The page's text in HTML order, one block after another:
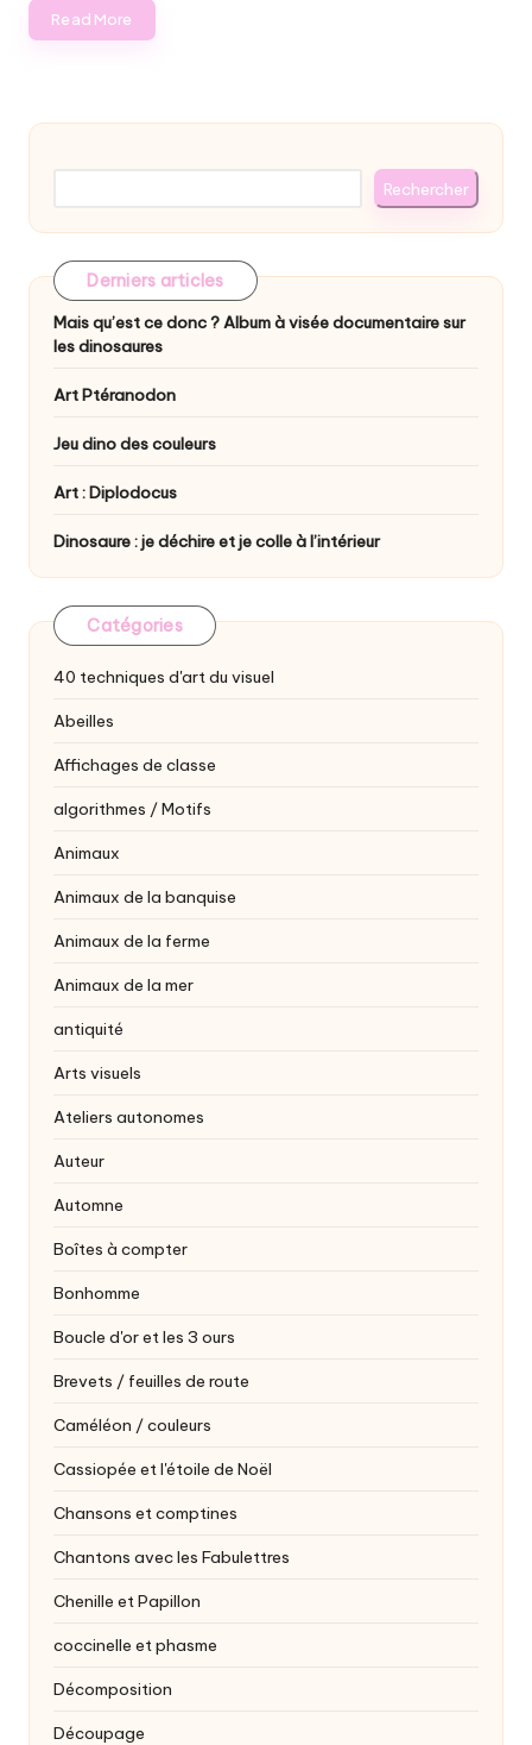
Read More
Rechercher
Rechercher
Derniers articles
Mais qu’est ce donc ? Album à visée documentaire sur
les dinosaures
Art Ptéranodon
Jeu dino des couleurs
Art : Diplodocus
Dinosaure : je déchire et je colle à l’intérieur
Catégories
40 techniques d'art du visuel
Abeilles
Affichages de classe
algorithmes / Motifs
Animaux
Animaux de la banquise
Animaux de la ferme
Animaux de la mer
antiquité
Arts visuels
Ateliers autonomes
Auteur
Automne
Boîtes à compter
Bonhomme
Boucle d'or et les 3 ours
Brevets / feuilles de route
Caméléon / couleurs
Cassiopée et l'étoile de Noël
Chansons et comptines
Chantons avec les Fabulettres
Chenille et Papillon
coccinelle et phasme
Décomposition
Découpage